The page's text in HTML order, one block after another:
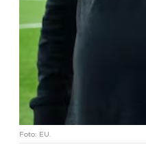
Foto: EU.